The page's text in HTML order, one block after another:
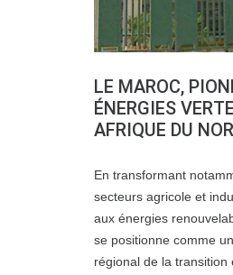
LE MAROC,
ÉNERGIES
AFRIQUE DU
En transformant
secteurs agricole et
aux énergies
se positionne comme
régional de la transition